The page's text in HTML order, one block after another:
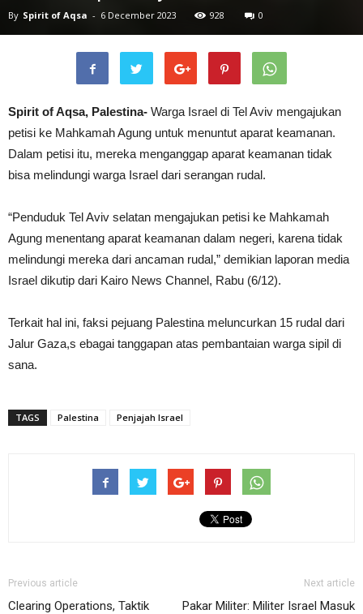
By Spirit of Aqsa - 6 December 2023 928 0
Spirit of Aqsa, Palestina- Warga Israel di Tel Aviv mengajukan
petisi ke Mahkamah Agung untuk menuntut aparat keamanan.
Dalam petisi itu, mereka menganggap aparat keamanan tidak
bisa melindungi warga Israel dari serangan rudal.
“Penduduk Tel Aviv selatan mengajukan petisi ke Mahkamah
Agung menentang aparat keamanan dalam negeri, karena tidak
melindungi mereka dari ancaman rudal,” demikian laporan media
Israel dikutip dari Kairo News Channel, Rabu (6/12).
Terkait hal ini, faksi pejuang Palestina meluncurkan 15 rudal dari
Jalur Gaza,s ebagai tanggapan atas pembantaian warga sipil di
sana.
TAGS Palestina Penjajah Israel
Previous article
Clearing Operations, Taktik
Next article
Pakar Militer: Militer Israel Masuk